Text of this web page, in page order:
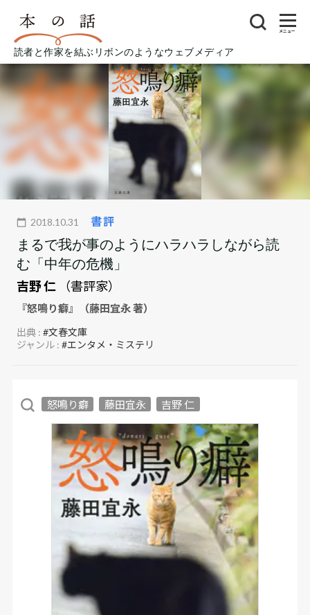
読者と作家を結ぶリボンのようなウェブメディア
メニュー
2018.10.31 書評
まるで我が事のようにハラハラしながら読
む「中年の危機」
吉野 仁
（書評家）
『怒鳴り癖』（藤田宜永 著）
出典 :#文春文庫
ジャンル :#エンタメ・ミステリ
怒鳴り癖 藤田宜永 吉野 仁